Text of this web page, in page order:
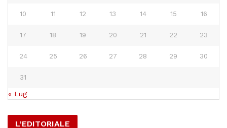
10 11 12 13 14 15 16
17 18 19 20 21 22 23
24 25 26 27 28 29 30
31
« Lug
L’EDITORIALE